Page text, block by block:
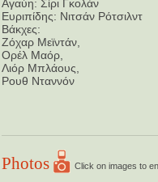
Αγαύη: Σίρι Γκολάν
Ευριπίδης: Νιτσάν Ρότσιλντ
Βάκχες:
Ζόχαρ Μεϊντάν,
Ορέλ Μαόρ,
Λιόρ Μπλάους,
Ρουθ Νταννόν
Photos Click on images to